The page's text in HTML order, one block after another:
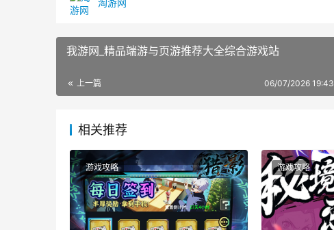
淘游网
我游网_精品端游与页游推荐大全综合游戏站
上一篇 06/07/2026 19:43
相关推荐
游戏攻略 游戏攻略